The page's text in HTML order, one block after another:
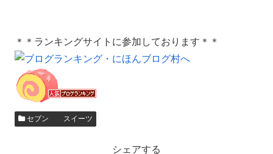
＊＊ランキングサイトに参加しております＊＊
セブン スイーツ
シェアする